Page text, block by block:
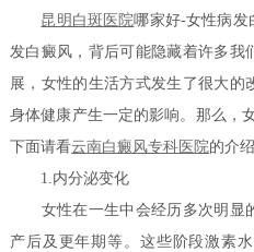
昆明白斑医院哪家好-女性病发
发白癜风，背后可能隐藏着许多我
展，女性的生活方式发生了很大的
身体健康产生一定的影响。那么，
下面请看云南白癜风专科医院的介绍
1.内分泌变化
女性在一生中会经历多次明显的
产后及更年期等。这些阶段激素